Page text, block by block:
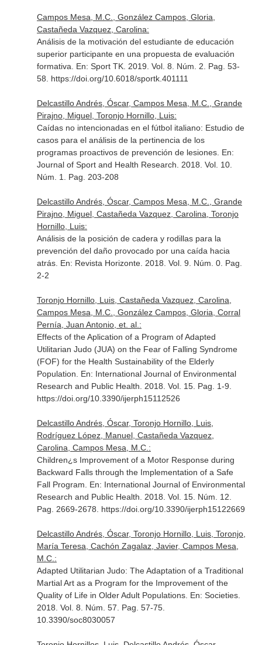
Campos Mesa, M.C., González Campos, Gloria,
Castañeda Vazquez, Carolina:
Análisis de la motivación del estudiante de educación
superior participante en una propuesta de evaluación
formativa. En: Sport TK. 2019. Vol. 8. Núm. 2. Pag. 53-
58. https://doi.org/10.6018/sportk.401111
Delcastillo Andrés, Óscar, Campos Mesa, M.C., Grande
Pirajno, Miguel, Toronjo Hornillo, Luis:
Caídas no intencionadas en el fútbol italiano: Estudio de
casos para el análisis de la pertinencia de los
programas proactivos de prevención de lesiones. En:
Journal of Sport and Health Research . 2018. Vol. 10.
Núm. 1. Pag. 203-208
Delcastillo Andrés, Óscar, Campos Mesa, M.C., Grande
Pirajno, Miguel, Castañeda Vazquez, Carolina, Toronjo
Hornillo, Luis:
Análisis de la posición de cadera y rodillas para la
prevención del daño provocado por una caída hacia
atrás. En: Revista Horizonte. 2018. Vol. 9. Núm. 0. Pag.
2-2
Toronjo Hornillo, Luis, Castañeda Vazquez, Carolina,
Campos Mesa, M.C., González Campos, Gloria, Corral
Pernía, Juan Antonio, et. al.:
Effects of the Aplication of a Program of Adapted
Utilitarian Judo (JUA) on the Fear of Falling Syndrome
(FOF) for the Health Sustainability of the Elderly
Population. En: International Journal of Environmental
Research and Public Health . 2018. Vol. 15. Pag. 1-9.
https://doi.org/10.3390/ijerph15112526
Delcastillo Andrés, Óscar, Toronjo Hornillo, Luis,
Rodríguez López, Manuel, Castañeda Vazquez,
Carolina, Campos Mesa, M.C.:
Children¿s Improvement of a Motor Response during
Backward Falls through the Implementation of a Safe
Fall Program. En: International Journal of Environmental
Research and Public Health . 2018. Vol. 15. Núm. 12.
Pag. 2669-2678. https://doi.org/10.3390/ijerph15122669
Delcastillo Andrés, Óscar, Toronjo Hornillo, Luis, Toronjo,
María Teresa, Cachón Zagalaz, Javier, Campos Mesa,
M.C.:
Adapted Utilitarian Judo: The Adaptation of a Traditional
Martial Art as a Program for the Improvement of the
Quality of Life in Older Adult Populations. En: Societies.
2018. Vol. 8. Núm. 57. Pag. 57-75.
10.3390/soc8030057